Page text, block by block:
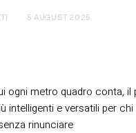
5 AUGUST 2025
ogni metro quadro conta,
intelligenti e versatili per
rinunciare